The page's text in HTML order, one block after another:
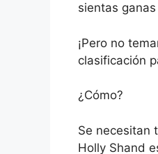
sientas
¡Pero no
clasificación
¿Cómo?
Se necesitan
Holly Shand